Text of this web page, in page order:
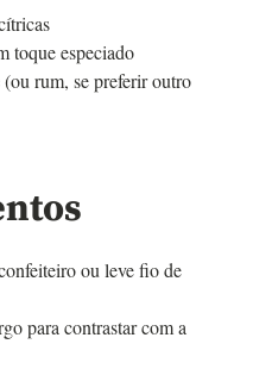
toque especiado
rum, se preferir outro
ou leve fio de
para contrastar com a